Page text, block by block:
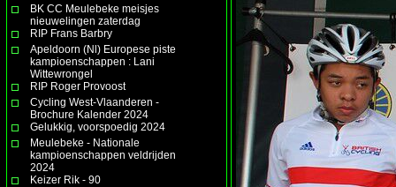
BK CC Meulebeke meisjes
nieuwelingen zaterdag
RIP Frans Barbry
Apeldoorn (Nl) Europese piste
kampioenschappen : Lani
Wittewrongel
RIP Roger Provoost
Cycling West-Vlaanderen -
Brochure Kalender 2024
Gelukkig, voorspoedig 2024
Meulebeke - Nationale
kampioenschappen veldrijden
2024
Keizer Rik - 90